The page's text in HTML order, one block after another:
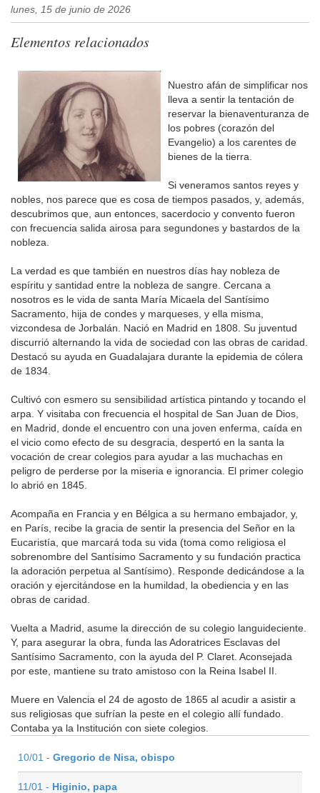
lunes, 15 de junio de 2026
Elementos relacionados
Nuestro afán de simplificar nos
lleva a sentir la tentación de
reservar la bienaventuranza de
los pobres (corazón del
Evangelio) a los carentes de
bienes de la tierra.
Si veneramos santos reyes y
nobles, nos parece que es cosa de tiempos pasados, y, además,
descubrimos que, aun entonces, sacerdocio y convento fueron
con frecuencia salida airosa para segundones y bastardos de la
nobleza.
La verdad es que también en nuestros días hay nobleza de
espíritu y santidad entre la nobleza de sangre. Cercana a
nosotros es le vida de santa María Micaela del Santísimo
Sacramento, hija de condes y marqueses, y ella misma,
vizcondesa de Jorbalán. Nació en Madrid en 1808. Su juventud
discurrió alternando la vida de sociedad con las obras de caridad.
Destacó su ayuda en Guadalajara durante la epidemia de cólera
de 1834.
Cultivó con esmero su sensibilidad artística pintando y tocando el
arpa. Y visitaba con frecuencia el hospital de San Juan de Dios,
en Madrid, donde el encuentro con una joven enferma, caída en
el vicio como efecto de su desgracia, despertó en la santa la
vocación de crear colegios para ayudar a las muchachas en
peligro de perderse por la miseria e ignorancia. El primer colegio
lo abrió en 1845.
Acompaña en Francia y en Bélgica a su hermano embajador, y,
en París, recibe la gracia de sentir la presencia del Señor en la
Eucaristía, que marcará toda su vida (toma como religiosa el
sobrenombre del Santísimo Sacramento y su fundación practica
la adoración perpetua al Santísimo). Responde dedicándose a la
oración y ejercitándose en la humildad, la obediencia y en las
obras de caridad.
Vuelta a Madrid, asume la dirección de su colegio languideciente.
Y, para asegurar la obra, funda las Adoratrices Esclavas del
Santísimo Sacramento, con la ayuda del P. Claret. Aconsejada
por este, mantiene su trato amistoso con la Reina Isabel II.
Muere en Valencia el 24 de agosto de 1865 al acudir a asistir a
sus religiosas que sufrían la peste en el colegio allí fundado.
Contaba ya la Institución con siete colegios.
10/01 - Gregorio de Nisa, obispo
11/01 - Higinio, papa